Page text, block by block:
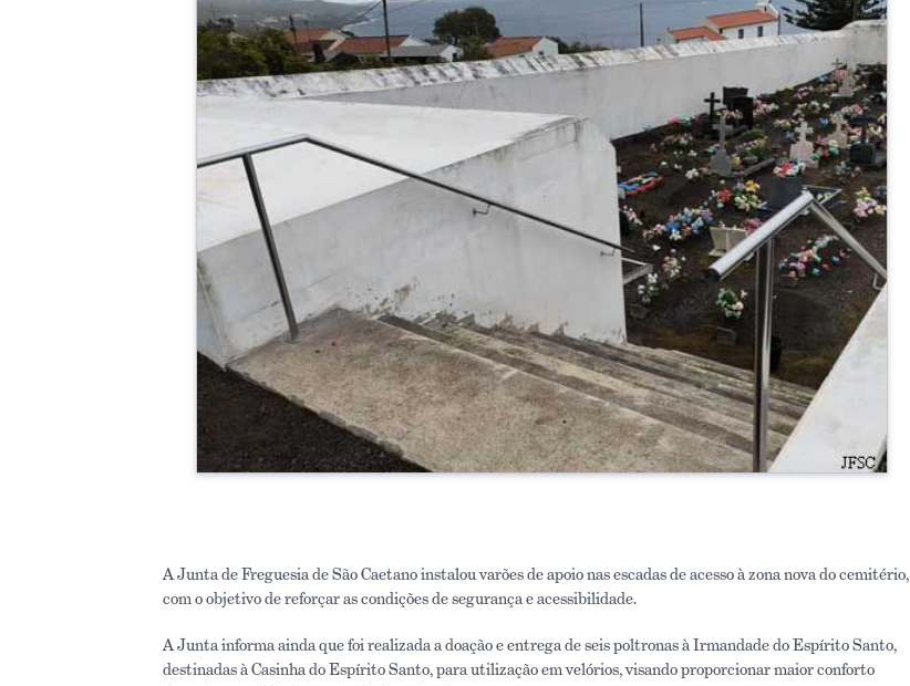
A Junta de Freguesia de São Caetano instalou varões de apoio nas escadas de acesso à zona nova do cemitério,
com o objetivo de reforçar as condições de segurança e acessibilidade.
A Junta informa ainda que foi realizada a doação e entrega de seis poltronas à Irmandade do Espírito Santo,
destinadas à Casinha do Espírito Santo, para utilização em velórios, visando proporcionar maior conforto